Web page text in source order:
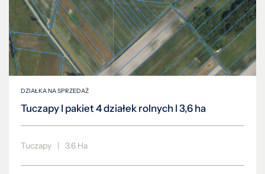
DZIAŁKA NA SPRZEDAŻ
Tuczapy I pakiet 4 działek rolnych I 3,6 ha
Tuczapy | 3.6 Ha